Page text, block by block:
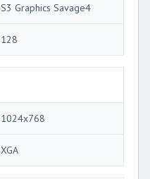
S3 Graphics Savage4
128
1024x768
XGA